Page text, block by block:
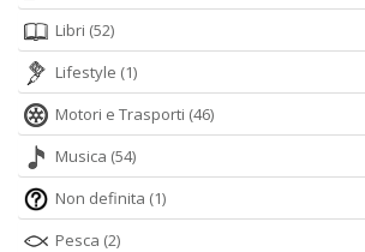
Libri (52)
Lifestyle (1)
Motori e Trasporti (46)
Musica (54)
Non definita (1)
Pesca (2)